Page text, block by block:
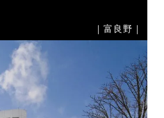
｜富良野｜